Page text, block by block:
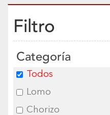
Filtro
Categoría
Todos
Lomo
Chorizo